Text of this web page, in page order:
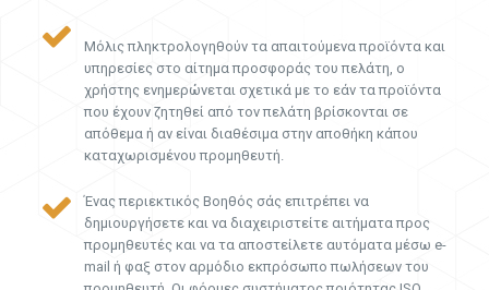
Μόλις πληκτρολογηθούν τα απαιτούμενα προϊόντα και
υπηρεσίες στο αίτημα προσφοράς του πελάτη, ο
χρήστης ενημερώνεται σχετικά με το εάν τα προϊόντα
που έχουν ζητηθεί από τον πελάτη βρίσκονται σε
απόθεμα ή αν είναι διαθέσιμα στην αποθήκη κάπου
καταχωρισμένου προμηθευτή.
Ένας περιεκτικός Βοηθός σάς επιτρέπει να
δημιουργήσετε και να διαχειριστείτε αιτήματα προς
προμηθευτές και να τα αποστείλετε αυτόματα μέσω e-
mail ή φαξ στον αρμόδιο εκπρόσωπο πωλήσεων του